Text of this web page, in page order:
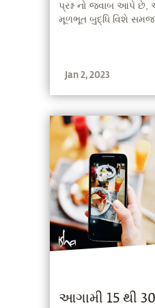
પ્રશ્ન નો જવાબ આપે છે,
મૂળભૂત બુદ્ધિ વિશે
Jan 2, 2023
આગામી 15 થી 30